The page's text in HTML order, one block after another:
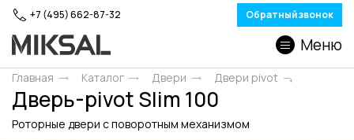
+7 (495) 662-87-32 Обратный звонок
Меню
Главная Каталог Двери Двери pivot
Дверь-pivot Slim 100
Роторные двери c поворотным механизмом